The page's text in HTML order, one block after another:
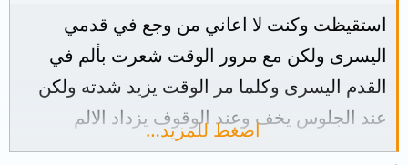
استقيظت وكنت لا اعاني من وجع في قدمي
اليسرى ولكن مع مرور الوقت شعرت بألم في
القدم اليسرى وكلما مر الوقت يزيد شدته ولكن
عند الجلوس يخف وعند الوقوف يزداد الالم
فما هو السبب في ذلك وكيف استطيع ان اعالجه
اضغط للمزيد…